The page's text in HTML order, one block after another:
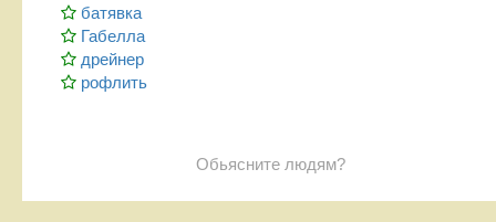
батявка
Габелла
дрейнер
рофлить
Обьясните людям?